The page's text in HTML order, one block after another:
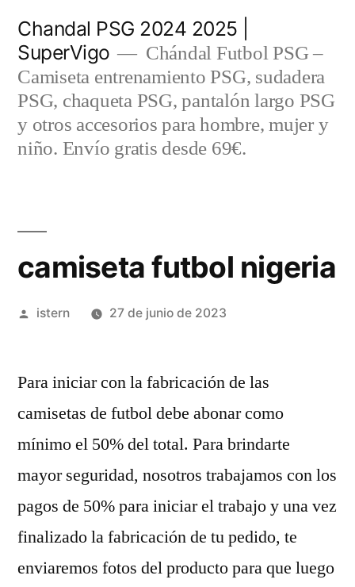
contenido
Chandal PSG 2024 2025 |
SuperVigo
Chándal Futbol PSG –
Camiseta entrenamiento PSG, sudadera
PSG, chaqueta PSG, pantalón largo PSG
y otros accesorios para hombre, mujer y
niño. Envío gratis desde 69€.
camiseta futbol nigeria
Publicado
istern 27 de junio de 2023
Para iniciar con la fabricación de las
camisetas de futbol debe abonar como
mínimo el 50% del total. Para brindarte
mayor seguridad, nosotros trabajamos con los
pagos de 50% para iniciar el trabajo y una vez
finalizado la fabricación de tu pedido, te
enviaremos fotos del producto para que luego